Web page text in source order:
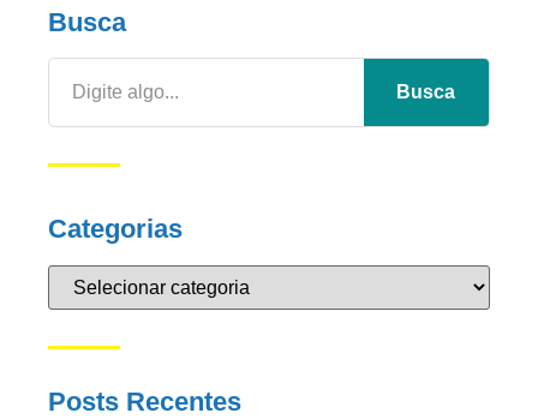
Busca
Busca
Categorias
Posts Recentes